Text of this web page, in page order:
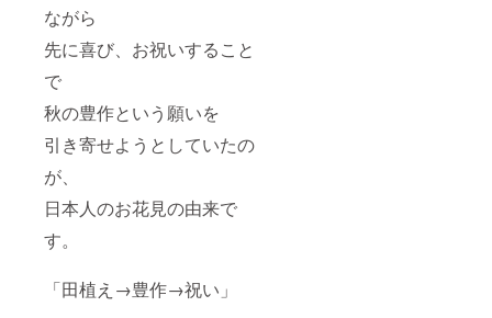
ながら
先に喜び、お祝いすること
で
秋の豊作という願いを
引き寄せようとしていたの
が、
日本人のお花見の由来で
す。
「田植え→豊作→祝い」